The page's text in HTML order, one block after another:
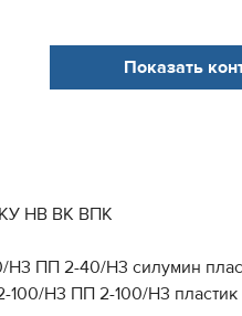
Показать
КУ НВ ВК ВПК
ПП 2-40/Н3 силумин
Н3 ПП 2-100/Н3